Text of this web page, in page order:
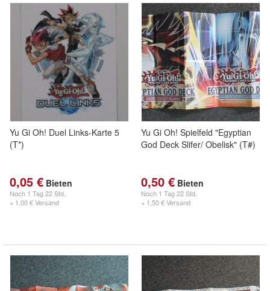
Yu Gi Oh! Duel Links-Karte 5
(T*)
0,05 € Bieten
Noch 1 Tag 22 Std.
+ 1,00 € Versand
Yu Gi Oh! Spielfeld "Egyptian
God Deck Slifer/ Obelisk" (T#)
0,50 € Bieten
Noch 1 Tag 22 Std.
+ 1,50 € Versand